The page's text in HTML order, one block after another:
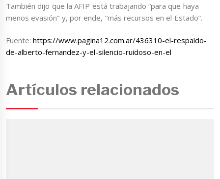
También dijo que la AFIP está trabajando “para que haya
menos evasión” y, por ende, “más recursos en el Estado”.
Fuente:https://www.pagina12.com.ar/436310-el-respaldo-
de-alberto-fernandez-y-el-silencio-ruidoso-en-el
Artículos relacionados